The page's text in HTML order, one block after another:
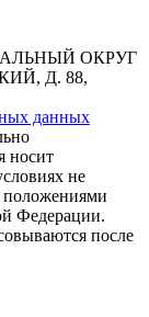
ОКРУГ
Д. 88,
данных
носит
не
положениями
Федерации.
после